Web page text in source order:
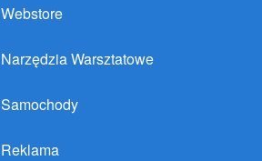
Webstore
Narzędzia Warsztatowe
Samochody
Reklama